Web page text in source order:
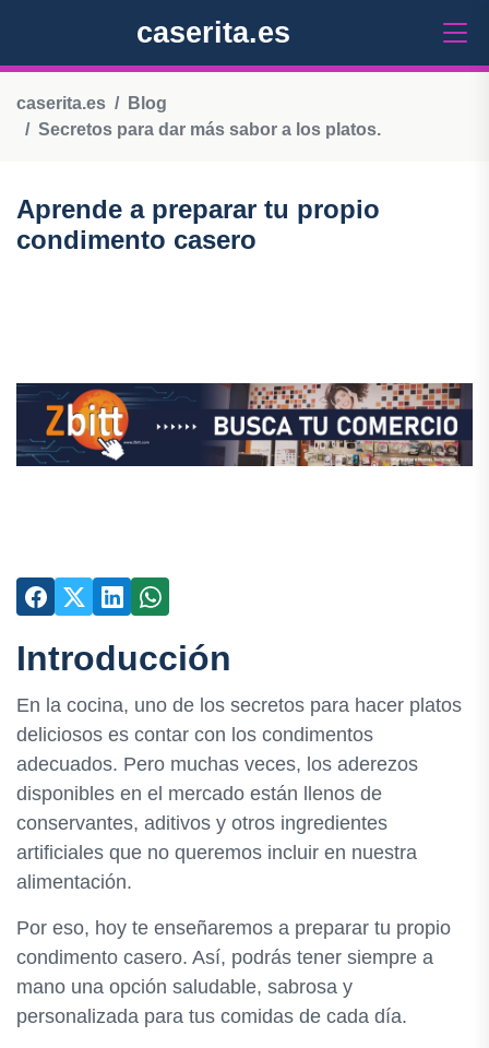
caserita.es
caserita.es
Blog
Secretos para dar más sabor a los platos.
Aprende a preparar tu propio
condimento casero
Introducción
En la cocina, uno de los secretos para hacer platos
deliciosos es contar con los condimentos
adecuados. Pero muchas veces, los aderezos
disponibles en el mercado están llenos de
conservantes, aditivos y otros ingredientes
artificiales que no queremos incluir en nuestra
alimentación.
Por eso, hoy te enseñaremos a preparar tu propio
condimento casero. Así, podrás tener siempre a
mano una opción saludable, sabrosa y
personalizada para tus comidas de cada día.